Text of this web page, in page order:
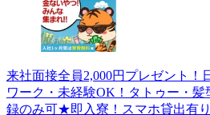
来社面接全員2,000円プレゼント
ワーク・未経験OK！タトゥー・
録のみ可★即入寮！スマホ貸出有